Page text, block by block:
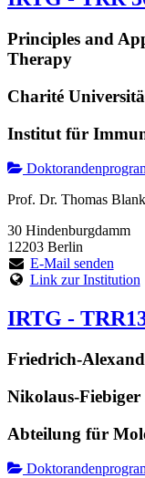
Principles and
Therapy
Charité
Institut für
Prof. Dr. Thomas
30 Hindenburgdamm
12203 Berlin
E-Mail senden
Link zur Institution
IRTG -
Friedrich-
Nikolaus-
Abteilung für